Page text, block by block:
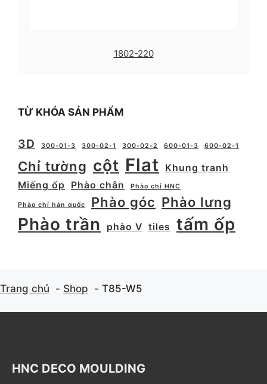
1802-220
TỪ KHÓA SẢN PHẨM
3D 300-01-3 300-02-1 300-02-2 600-01-3 600-02-1
Chỉ tường cột Flat
Khung tranh
Miếng ốp
Phào chân Phào chỉ HNC
Phào chỉ hàn quốc Phào góc Phào lưng
Phào trần phào V tiles tấm ốp
Trang chủ Shop T85-W5
HNC DECO MOULDING